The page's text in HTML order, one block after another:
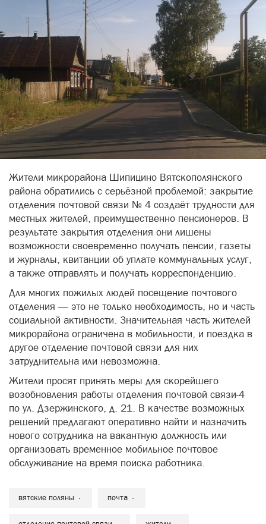
Жители микрорайона Шипицино Вятскополянского
района обратились с серьёзной проблемой: закрытие
отделения почтовой связи № 4 создаёт трудности для
местных жителей, преимущественно пенсионеров. В
результате закрытия отделения они лишены
возможности своевременно получать пенсии, газеты
и журналы, квитанции об уплате коммунальных услуг,
а также отправлять и получать корреспонденцию.
Для многих пожилых людей посещение почтового
отделения — это не только необходимость, но и часть
социальной активности. Значительная часть жителей
микрорайона ограничена в мобильности, и поездка в
другое отделение почтовой связи для них
затруднительна или невозможна.
Жители просят принять меры для скорейшего
возобновления работы отделения почтовой связи-4
по ул. Дзержинского, д. 21. В качестве возможных
решений предлагают оперативно найти и назначить
нового сотрудника на вакантную должность или
организовать временное мобильное почтовое
обслуживание на время поиска работника.
вятские поляны почта